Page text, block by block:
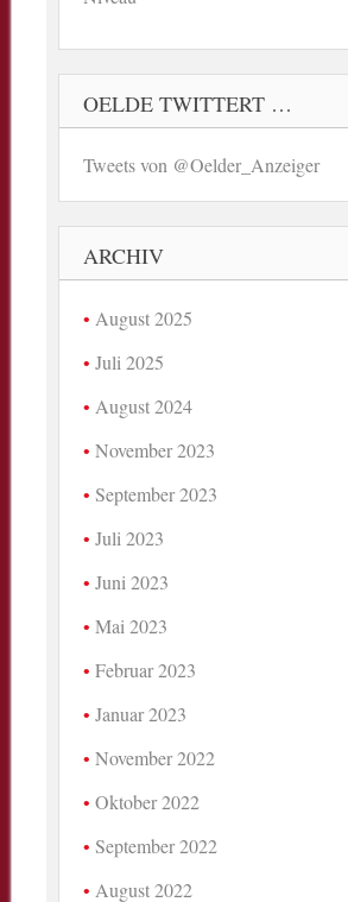
OELDE TWITTERT …
Tweets von @Oelder_Anzeiger
ARCHIV
August 2025
Juli 2025
August 2024
November 2023
September 2023
Juli 2023
Juni 2023
Mai 2023
Februar 2023
Januar 2023
November 2022
Oktober 2022
September 2022
August 2022